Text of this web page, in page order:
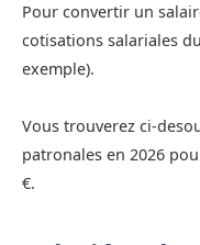
Pour convertir un
cotisations salariales
exemple).
Vous trouverez ci-
patronales en 2026
€.